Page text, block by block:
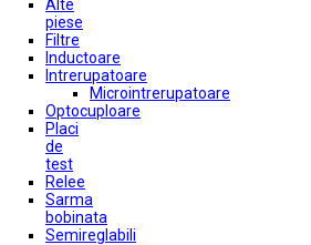
Alte
piese
Filtre
Inductoare
Intrerupatoare
Microintrerupatoare
Optocuploare
Placi
de
test
Relee
Sarma
bobinata
Semireglabili